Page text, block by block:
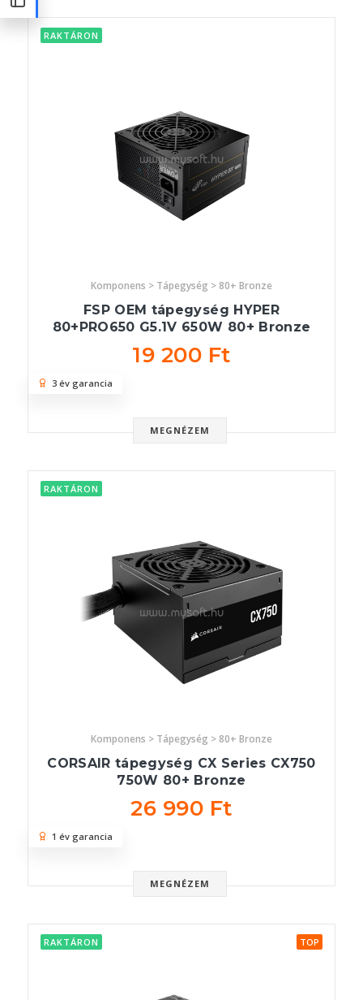
RAKTÁRON
Komponens > Tápegység > 80+ Bronze
FSP OEM tápegység HYPER
80+PRO650 G5.1V 650W 80+ Bronze
19 200 Ft
MEGNÉZEM
3 év garancia
RAKTÁRON
Komponens > Tápegység > 80+ Bronze
CORSAIR tápegység CX Series CX750
750W 80+ Bronze
26 990 Ft
MEGNÉZEM
1 év garancia
RAKTÁRON TOP